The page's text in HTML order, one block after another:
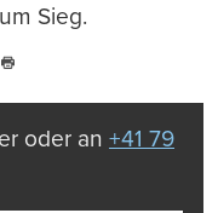
Sieg.
drucken
oder an +41 79